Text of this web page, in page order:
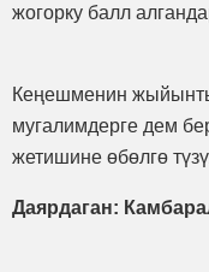
жогорку балл
Кеңешменин
мугалимдерге дем
жетишине өбөлгө
Даярдаган: